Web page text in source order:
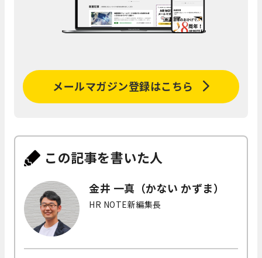
メールマガジン登録はこちら
この記事を書いた人
金井 一真（かない かずま）
HR NOTE新編集長